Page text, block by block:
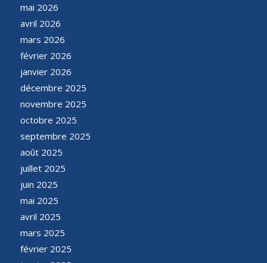
mai 2026
avril 2026
mars 2026
février 2026
janvier 2026
décembre 2025
novembre 2025
octobre 2025
septembre 2025
août 2025
juillet 2025
juin 2025
mai 2025
avril 2025
mars 2025
février 2025